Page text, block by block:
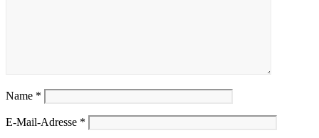
Name *
E-Mail-Adresse *